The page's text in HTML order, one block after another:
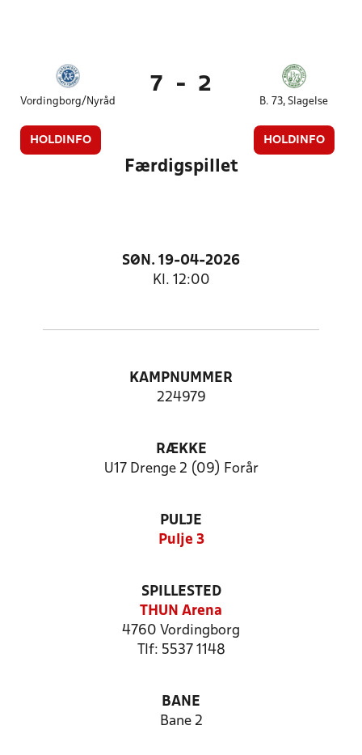
Vordingborg/Nyråd
HOLDINFO
7 - 2
B. 73, Slagelse
HOLDINFO
Færdigspillet
SØN. 19-04-2026
Kl. 12:00
KAMPNUMMER
224979
RÆKKE
U17 Drenge 2 (09) Forår
PULJE
Pulje 3
SPILLESTED
THUN Arena
4760 Vordingborg
Tlf: 5537 1148
BANE
Bane 2